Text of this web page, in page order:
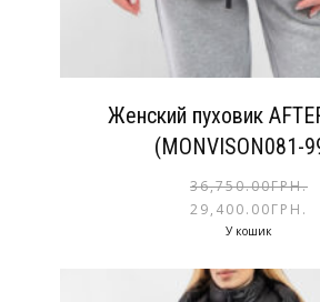
Женский пуховик
(MONVISON081-
36,750.00ГРН.
29,400.00ГРН.
У кошик